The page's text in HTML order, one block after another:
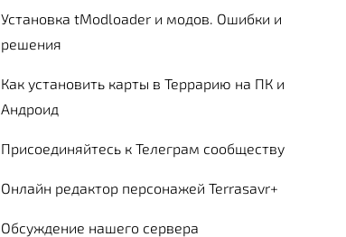
Установка tModloader и модов. Ошибки и
решения
Как установить карты в Террарию на ПК и
Андроид
Присоединяйтесь к Телеграм сообществу
Онлайн редактор персонажей Terrasavr+
Обсуждение нашего сервера